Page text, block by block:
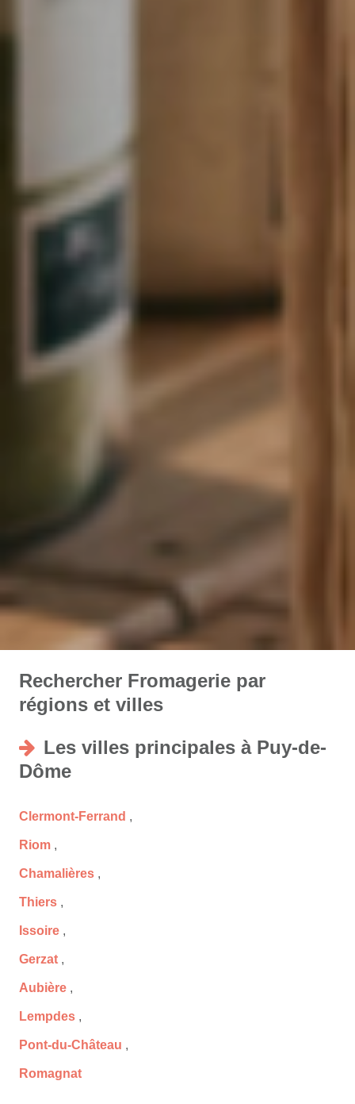
Rechercher Fromagerie par
régions et villes
Les villes principales à Puy-de-
Dôme
Clermont-Ferrand ,
Riom ,
Chamalières ,
Thiers ,
Issoire ,
Gerzat ,
Aubière ,
Lempdes ,
Pont-du-Château ,
Romagnat